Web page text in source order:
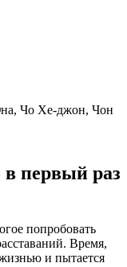
Чо Хе-джон, Чон
первый раз
попробовать
Время,
и пытается